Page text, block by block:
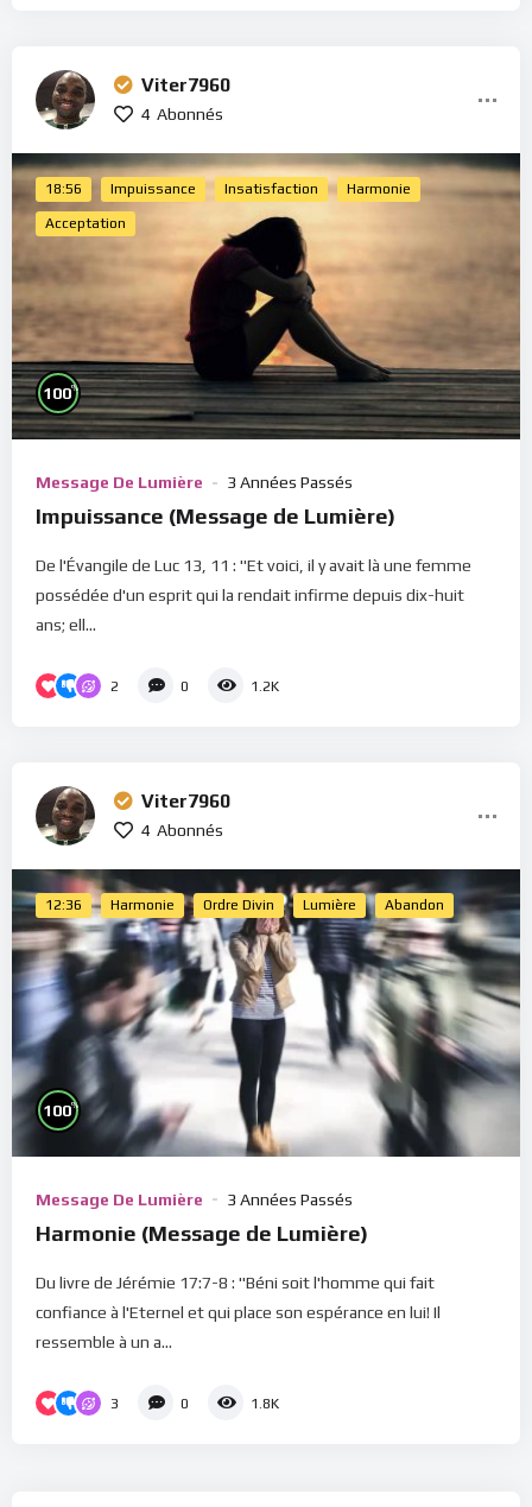
Viter7960
4 Abonnés
18:56 Impuissance Insatisfaction Harmonie
Acceptation
100%
Message De Lumière 3 Années Passés
Impuissance (Message de Lumière)
De l'Évangile de Luc 13, 11 : "Et voici, il y avait là une femme
possédée d'un esprit qui la rendait infirme depuis dix-huit
ans; ell...
2 0 1.2K
Viter7960
4 Abonnés
12:36 Harmonie Ordre Divin Lumière Abandon
100%
Message De Lumière 3 Années Passés
Harmonie (Message de Lumière)
Du livre de Jérémie 17:7-8 : "Béni soit l'homme qui fait
confiance à l'Eternel et qui place son espérance en lui! Il
ressemble à un a...
3 0 1.8K